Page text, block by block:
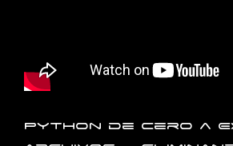
Python de Cero a